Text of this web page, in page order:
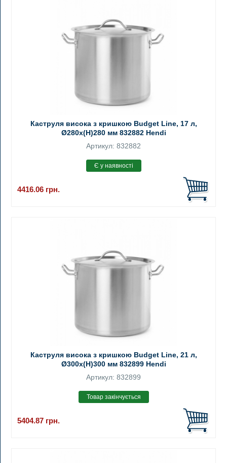
Каструля висока з кришкою Budget Line, 17 л,
Ø280x(H)280 мм 832882 Hendi
Артикул: 832882
4416.06 грн.
Каструля висока з кришкою Budget Line, 21 л,
Ø300x(H)300 мм 832899 Hendi
Артикул: 832899
5404.87 грн.